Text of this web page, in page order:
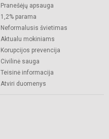
Pranešėjų apsauga
1,2% parama
Neformalusis švietimas
Aktualu mokiniams
Korupcijos prevencija
Civilinė sauga
Teisinė informacija
Atviri duomenys